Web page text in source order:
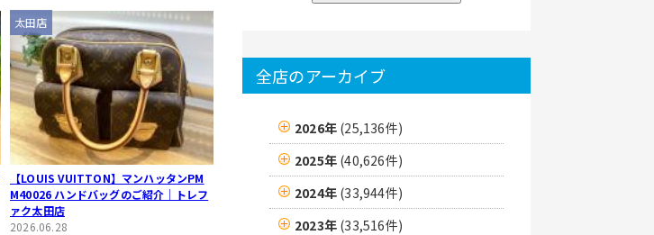
太田店
【LOUIS VUITTON】マンハッタンPM
M40026 ハンドバッグのご紹介｜トレフ
ァク太田店
2026.06.28
全店のアーカイブ
2026年 (25,136件)
2025年 (40,626件)
2024年 (33,944件)
2023年 (33,516件)